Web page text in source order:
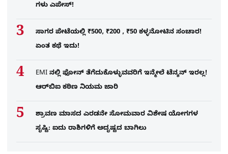
ಗಳು ಎಪೇಸ್!
ಸಾಗರ ಪೇಟೆಯಲ್ಲಿ ₹500, ₹200 , ₹50 ಕಳ್ಳನೋಟಿನ ಸಂಚಾರ!
ಏಂತ ಕಥೆ ಇದು!
EMI ನಲ್ಲಿ ಫೋನ್​ ತೆಗೆದುಕೊಳ್ಳುವವರಿಗೆ ಇನ್ಮೇಲೆ ಟೆನ್ಶನ್​ ಇರಲ್ಲ!
ಆರ್‌ಬಿಐ ಕಠಿಣ ನಿಯಮ ಜಾರಿ
ಶ್ರಾವಣ ಮಾಸದ ಎರಡನೇ ಸೋಮವಾರ ವಿಶೇಷ ಯೋಗಗಳ
ಸೃಷ್ಟಿ: ಐದು ರಾಶಿಗಳಿಗೆ ಅದೃಷ್ಟದ ಬಾಗಿಲು